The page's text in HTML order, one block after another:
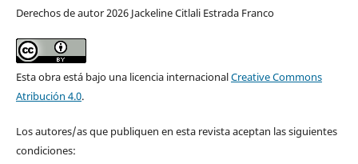
Derechos de autor 2026 Jackeline Citlali Estrada Franco
Esta obra está bajo una licencia internacionalCreative Commons
Atribución 4.0.
Los autores/as que publiquen en esta revista aceptan las siguientes
condiciones: